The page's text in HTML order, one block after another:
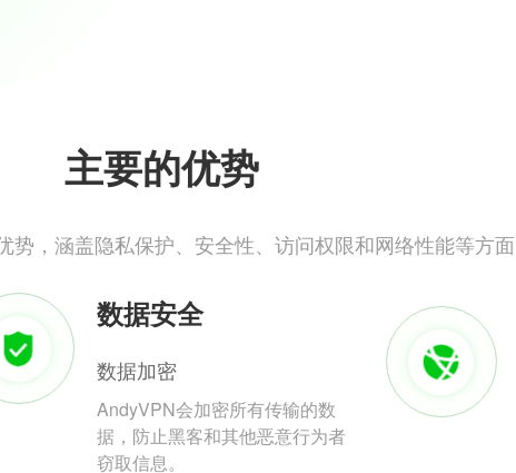
主要的优势
势，涵盖隐私保护、安全性、访问权限和网络性能等方面
数据安全
数据加密
AndyVPN会加密所有传输的数
据，防止黑客和其他恶意行为者
窃取信息。